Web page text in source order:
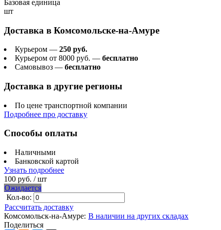
Базовая единица
шт
Доставка в Комсомольске-на-Амуре
Курьером — 250 руб.
Курьером от 8000 руб. — бесплатно
Самовывоз — бесплатно
Доставка в другие регионы
По цене транспортной компании
Подробнее про доставку
Способы оплаты
Наличными
Банковской картой
Узнать подробнее
100 руб. / шт
Ожидается
Кол-во:
Рассчитать доставку
Комсомольск-на-Амуре: В наличии на других складах
Поделиться